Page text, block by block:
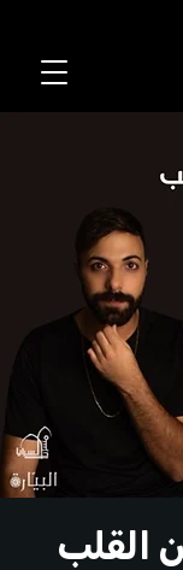
القلب